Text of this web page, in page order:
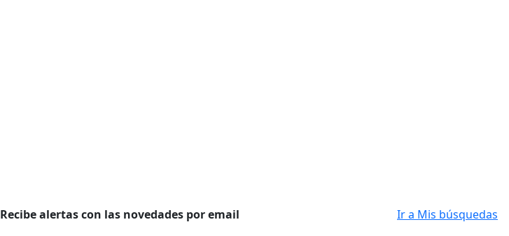
Recibe alertas con las novedades por email Ir a Mis búsquedas